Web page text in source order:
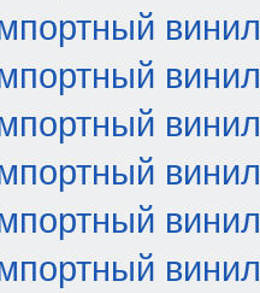
винил
винил
винил
винил
винил
винил